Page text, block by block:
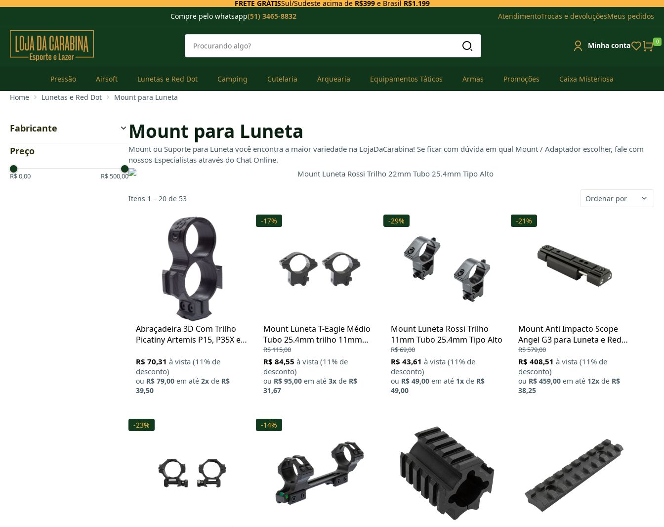
FRETE GRÁTISSul/Sudeste acima de R$399e Brasil R$1.199
Compre pelo whatsapp(51) 3465-8832 AtendimentoTrocas e devoluçõesMeus pedidos
Minha conta 0
Pressão Airsoft Lunetas e Red Dot Camping Cutelaria Arquearia Equipamentos Táticos Armas Promoções
Caixa Misteriosa
Home
Lunetas e Red Dot Mount para Luneta
Fabricante
CBC
Cyma
EVO Arms
Preço
R$ 0,00 R$ 500,00
Mount para Luneta
Mount ou Suporte para Luneta você encontra a maior variedade na LojaDaCarabina! Se ficar com dúvida em qual Mount / Adaptador escolher, fale com
nossos Especialistas através do Chat Online.
Itens 1 – 20 de 53 Ordenar por
Abraçadeira 3D Com Trilho
Picatiny Artemis P15, P35X e
R$ 70,31 à vista (11% de
desconto)
ou R$ 79,00 em até 2x de R$
39,50
-17%
Mount Luneta T-Eagle Médio
Tubo 25.4mm trilho 11mm
Alumínio
R$ 115,00
R$ 84,55 à vista (11% de
desconto)
ou R$ 95,00 em até 3x de R$
31,67
-29%
Mount Luneta Rossi Trilho
11mm Tubo 25.4mm Tipo Alto
R$ 69,00
R$ 43,61 à vista (11% de
desconto)
ou R$ 49,00 em até 1x de R$
49,00
-21%
Mount Anti Impacto Scope
Angel G3 para Luneta e Red
Dot
R$ 579,00
R$ 408,51 à vista (11% de
desconto)
ou R$ 459,00 em até 12x de R$
38,25
-23% -14%